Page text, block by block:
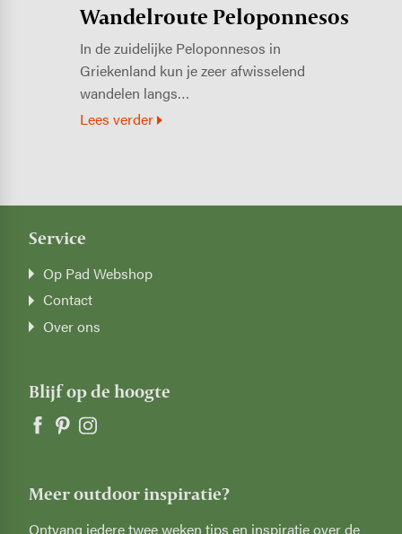
Wandelroute Peloponnesos
In de zuidelijke Peloponnesos in
Griekenland kun je zeer afwisselend
wandelen langs…
Lees verder
Service
Op Pad Webshop
Contact
Over ons
Blijf op de hoogte
Meer outdoor inspiratie?
Ontvang iedere twee weken tips en inspiratie over de